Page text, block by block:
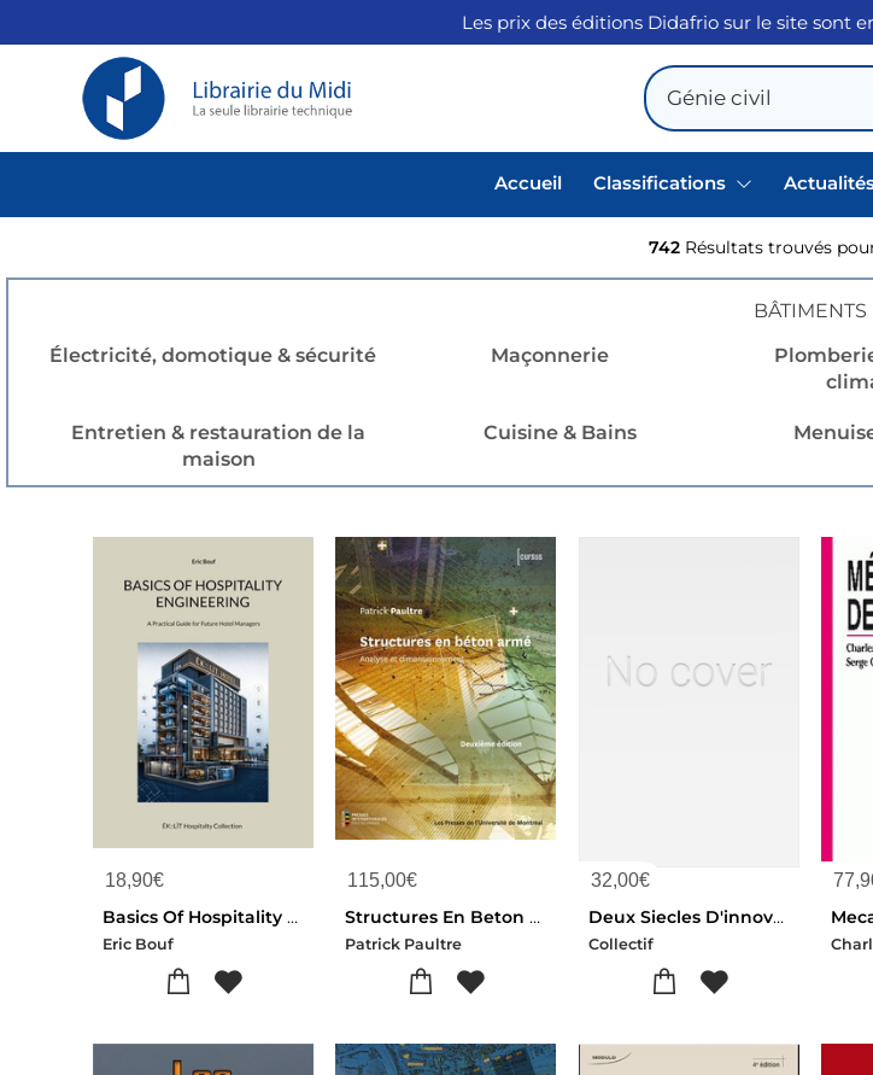
Les prix des éditions Didafrio sur le site sont
Accueil Classifications
742 Résultats trouvés
BÂTIMENTS
Électricité, domotique & sécurité
Maçonnerie
Entretien & restauration de la
maison
Cuisine & Bains
18,90€
Basics Of Hospitality Engineering : A Practical Guide For Future Hotel Managers
Eric Bouf
115,00€
Structures En Beton Arme : Analyse Et Dimensionnement (2e Edition)
Patrick Paultre
32,00€
Deux Siecles D'innovations En Construction Metallique
Collectif